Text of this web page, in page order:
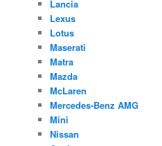
Lancia
Lexus
Lotus
Maserati
Matra
Mazda
McLaren
Mercedes-Benz AMG
Mini
Nissan